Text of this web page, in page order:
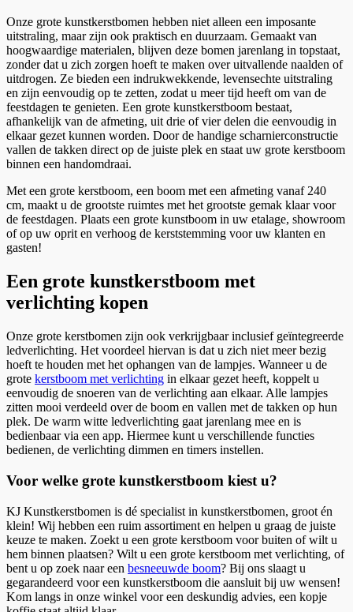
Onze grote kunstkerstbomen hebben niet alleen een imposante
uitstraling, maar zijn ook praktisch en duurzaam. Gemaakt van
hoogwaardige materialen, blijven deze bomen jarenlang in topstaat,
zonder dat u zich zorgen hoeft te maken over uitvallende naalden of
uitdrogen. Ze bieden een indrukwekkende, levensechte uitstraling
en zijn eenvoudig op te zetten, zodat u meer tijd heeft om van de
feestdagen te genieten. Een grote kunstkerstboom bestaat,
afhankelijk van de afmeting, uit drie of vier delen die eenvoudig in
elkaar gezet kunnen worden. Door de handige scharnierconstructie
vallen de takken direct op de juiste plek en staat uw grote kerstboom
binnen een handomdraai.
Met een grote kerstboom, een boom met een afmeting vanaf 240
cm, maakt u de grootste ruimtes met het grootste gemak klaar voor
de feestdagen. Plaats een grote kunstboom in uw etalage, showroom
of op uw oprit en verhoog de kerststemming voor uw klanten en
gasten!
Een grote kunstkerstboom met
verlichting kopen
Onze grote kerstbomen zijn ook verkrijgbaar inclusief geïntegreerde
ledverlichting. Het voordeel hiervan is dat u zich niet meer bezig
hoeft te houden met het ophangen van de lampjes. Wanneer u de
grote kerstboom met verlichting in elkaar gezet heeft, koppelt u
eenvoudig de snoeren van de verlichting aan elkaar. Alle lampjes
zitten mooi verdeeld over de boom en vallen met de takken op hun
plek. De warm witte ledverlichting gaat jarenlang mee en is
bedienbaar via een app. Hiermee kunt u verschillende functies
bedienen, de verlichting dimmen en timers instellen.
Voor welke grote kunstkerstboom kiest u?
KJ Kunstkerstbomen is dé specialist in kunstkerstbomen, groot én
klein! Wij hebben een ruim assortiment en helpen u graag de juiste
keuze te maken. Zoekt u een grote kerstboom voor buiten of wilt u
hem binnen plaatsen? Wilt u een grote kerstboom met verlichting, of
bent u op zoek naar een besneeuwde boom? Bij ons slaagt u
gegarandeerd voor een kunstkerstboom die aansluit bij uw wensen!
Kom langs in onze winkel voor een deskundig advies, een kopje